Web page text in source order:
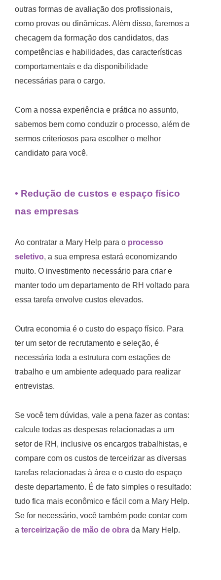
outras formas de avaliação dos profissionais,
como provas ou dinâmicas. Além disso, faremos a
checagem da formação dos candidatos, das
competências e habilidades, das características
comportamentais e da disponibilidade
necessárias para o cargo.
Com a nossa experiência e prática no assunto,
sabemos bem como conduzir o processo, além de
sermos criteriosos para escolher o melhor
candidato para você.
• Redução de custos e espaço físico
nas empresas
Ao contratar a Mary Help para o processo
seletivo, a sua empresa estará economizando
muito. O investimento necessário para criar e
manter todo um departamento de RH voltado para
essa tarefa envolve custos elevados.
Outra economia é o custo do espaço físico. Para
ter um setor de recrutamento e seleção, é
necessária toda a estrutura com estações de
trabalho e um ambiente adequado para realizar
entrevistas.
Se você tem dúvidas, vale a pena fazer as contas:
calcule todas as despesas relacionadas a um
setor de RH, inclusive os encargos trabalhistas, e
compare com os custos de terceirizar as diversas
tarefas relacionadas à área e o custo do espaço
deste departamento. É de fato simples o resultado:
tudo fica mais econômico e fácil com a Mary Help.
Se for necessário, você também pode contar com
a terceirização de mão de obra da Mary Help.